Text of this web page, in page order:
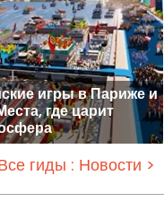
игры в Париже и
где царит
гиды : Новости >